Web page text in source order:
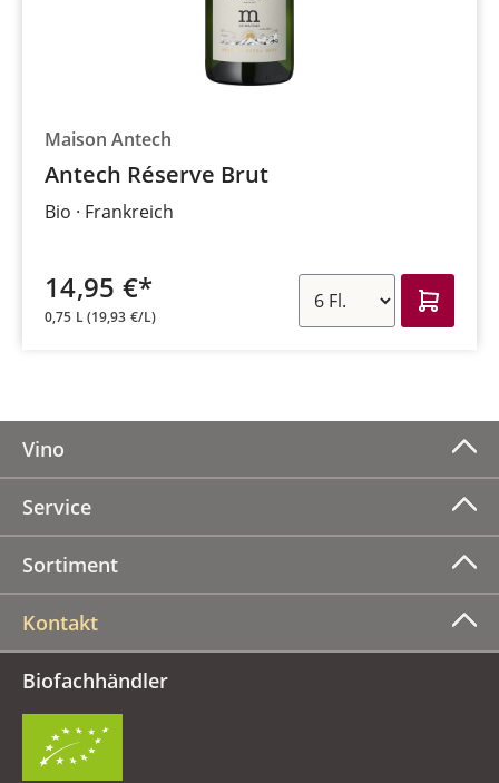
Maison Antech
Antech Réserve Brut
Bio Frankreich
14,95 €*
0,75 L(19,93 €/L)
Vino
Service
Sortiment
Kontakt
Biofachhändler